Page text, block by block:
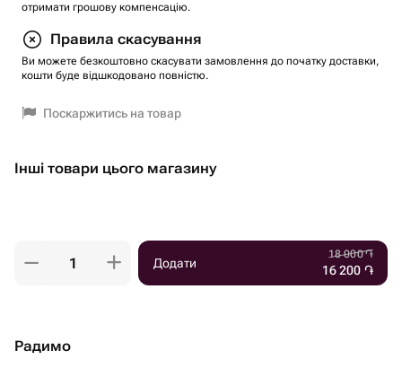
отримати грошову компенсацію.
Правила скасування
Ви можете безкоштовно скасувати замовлення до початку доставки,
кошти буде відшкодовано повністю.
Поскаржитись на товар
Інші товари цього магазину
Додати
18 000֏
16 200 ֏
Радимо